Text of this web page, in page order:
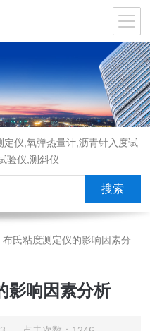
定仪,氧弹热量计,沥青针入度试
验仪,测斜仪
布氏粘度测定仪的影响因素分
影响因素分析